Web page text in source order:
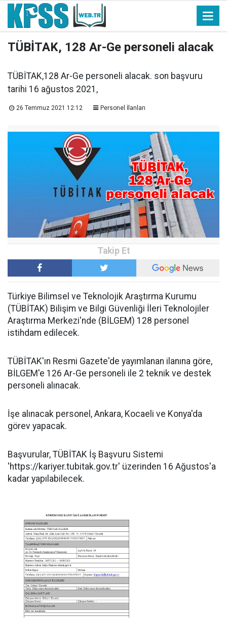
TÜBİTAK, 128 Ar-Ge personeli alacak
TÜBİTAK,128 Ar-Ge personeli alacak. son başvuru
tarihi 16 ağustos 2021,
26 Temmuz 2021 12:12 Personel İlanları
Türkiye Bilimsel ve Teknolojik Araştırma Kurumu
(TÜBİTAK) Bilişim ve Bilgi Güvenliği İleri Teknolojiler
Araştırma Merkezi'nde (BİLGEM) 128 personel
istihdam edilecek.
TÜBİTAK'ın Resmi Gazete'de yayımlanan ilanına göre,
BİLGEM'e 126 Ar-Ge personeli ile 2 teknik ve destek
personeli alınacak.
İşe alınacak personel, Ankara, Kocaeli ve Konya'da
görev yapacak.
Başvurular, TÜBİTAK İş Başvuru Sistemi
'https://kariyer.tubitak.gov.tr' üzerinden 16 Ağustos'a
kadar yapılabilecek.